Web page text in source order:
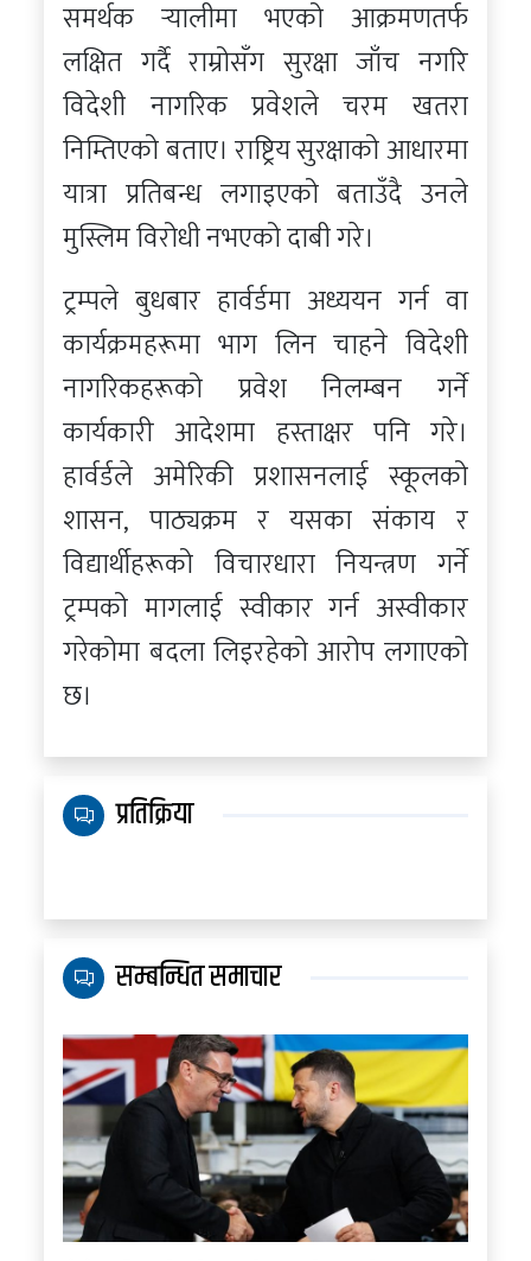
समर्थक र्‍यालीमा भएको आक्रमणतर्फ
लक्षित गर्दै राम्रोसँग सुरक्षा जाँच नगरि
विदेशी नागरिक प्रवेशले चरम खतरा
निम्तिएको बताए। राष्ट्रिय सुरक्षाको आधारमा
यात्रा प्रतिबन्ध लगाइएको बताउँदै उनले
मुस्लिम विरोधी नभएको दाबी गरे।
ट्रम्पले बुधबार हार्वर्डमा अध्ययन गर्न वा
कार्यक्रमहरूमा भाग लिन चाहने विदेशी
नागरिकहरूको प्रवेश निलम्बन गर्ने
कार्यकारी आदेशमा हस्ताक्षर पनि गरे।
हार्वर्डले अमेरिकी प्रशासनलाई स्कूलको
शासन, पाठ्यक्रम र यसका संकाय र
विद्यार्थीहरूको विचारधारा नियन्त्रण गर्ने
ट्रम्पको मागलाई स्वीकार गर्न अस्वीकार
गरेकोमा बदला लिइरहेको आरोप लगाएको
छ।
प्रतिक्रिया
सम्बन्धित समाचार